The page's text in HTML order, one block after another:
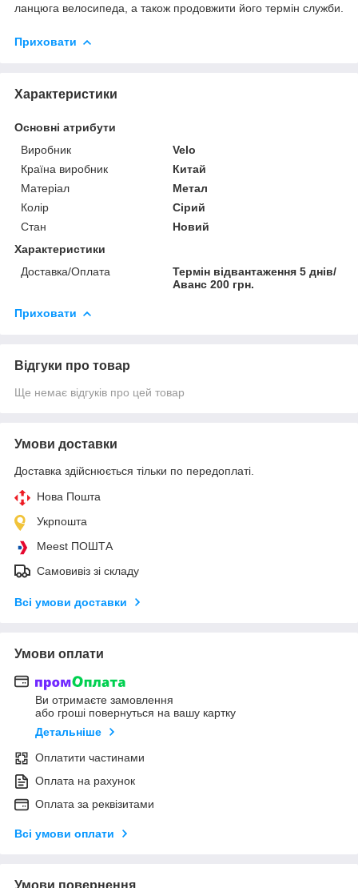
ланцюга велосипеда, а також продовжити його термін служби.
Приховати
Характеристики
Основні атрибути
Виробник
Velo
Країна виробник
Китай
Матеріал
Метал
Колір
Сірий
Стан
Новий
Характеристики
Доставка/Оплата
Термін відвантаження 5 днів/
Аванс 200 грн.
Приховати
Відгуки про товар
Ще немає відгуків про цей товар
Умови доставки
Доставка здійснюється тільки по передоплаті.
Нова Пошта
Укрпошта
Meest ПОШТА
Самовивіз зі складу
Всі умови доставки
Умови оплати
Ви отримаєте замовлення
або гроші повернуться на вашу картку
Детальніше
Оплатити частинами
Оплата на рахунок
Оплата за реквізитами
Всі умови оплати